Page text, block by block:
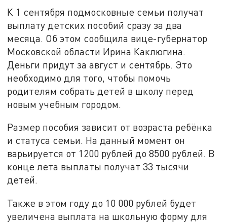
К 1 сентября подмосковные семьи получат
выплату детских пособий сразу за два
месяца. Об этом сообщила вице-губернатор
Московской области Ирина Каклюгина.
Деньги придут за август и сентябрь. Это
необходимо для того, чтобы помочь
родителям собрать детей в школу перед
новым учебным городом.
Размер пособия зависит от возраста ребёнка
и статуса семьи. На данный момент он
варьируется от 1200 рублей до 8500 рублей. В
конце лета выплаты получат 33 тысячи
детей.
Также в этом году до 10 000 рублей будет
увеличена выплата на школьную форму для